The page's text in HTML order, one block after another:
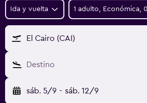
Ida y vuelta 1 adulto, Económica,
El Cairo (CAI)
Destino
sáb. 5/9 - sáb. 12/9